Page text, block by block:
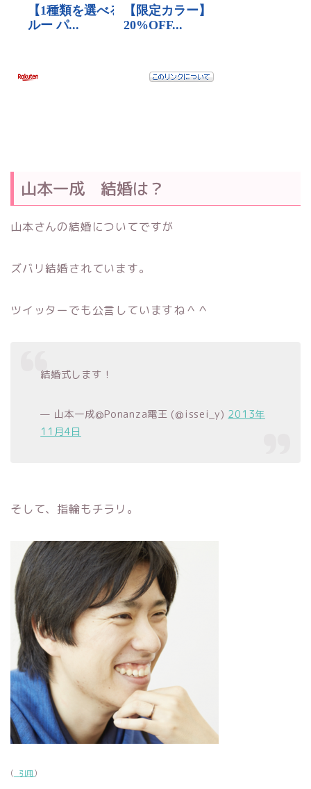
山本一成 結婚は？
山本さんの結婚についてですが
ズバリ結婚されています。
ツイッターでも公言していますね＾＾
結婚式します！
— 山本一成@Ponanza電王 (@issei_y) 2013年
11月4日
そして、指輪もチラリ。
( _引用)